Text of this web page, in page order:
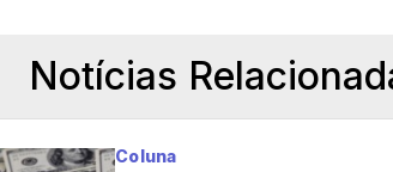
Notícias
Coluna